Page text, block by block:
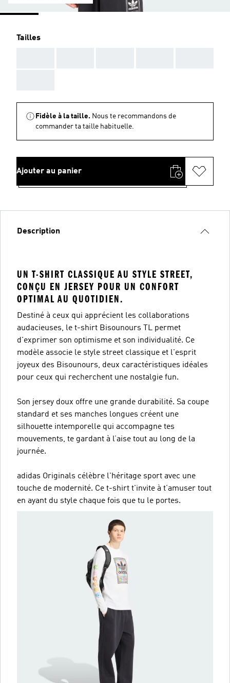
Tailles
Fidèle à la taille. Nous te recommandons de
commander ta taille habituelle.
Ajouter au panier
Description
UN T-SHIRT CLASSIQUE AU STYLE STREET,
CONÇU EN JERSEY POUR UN CONFORT
OPTIMAL AU QUOTIDIEN.
Destiné à ceux qui apprécient les collaborations
audacieuses, le t-shirt Bisounours TL permet
d'exprimer son optimisme et son individualité. Ce
modèle associe le style street classique et l'esprit
joyeux des Bisounours, deux caractéristiques idéales
pour ceux qui recherchent une nostalgie fun.
Son jersey doux offre une grande durabilité. Sa coupe
standard et ses manches longues créent une
silhouette intemporelle qui accompagne tes
mouvements, te gardant à l’aise tout au long de la
journée.
adidas Originals célèbre l'héritage sport avec une
touche de modernité. Ce t-shirt t'invite à t’amuser tout
en ayant du style chaque fois que tu le portes.